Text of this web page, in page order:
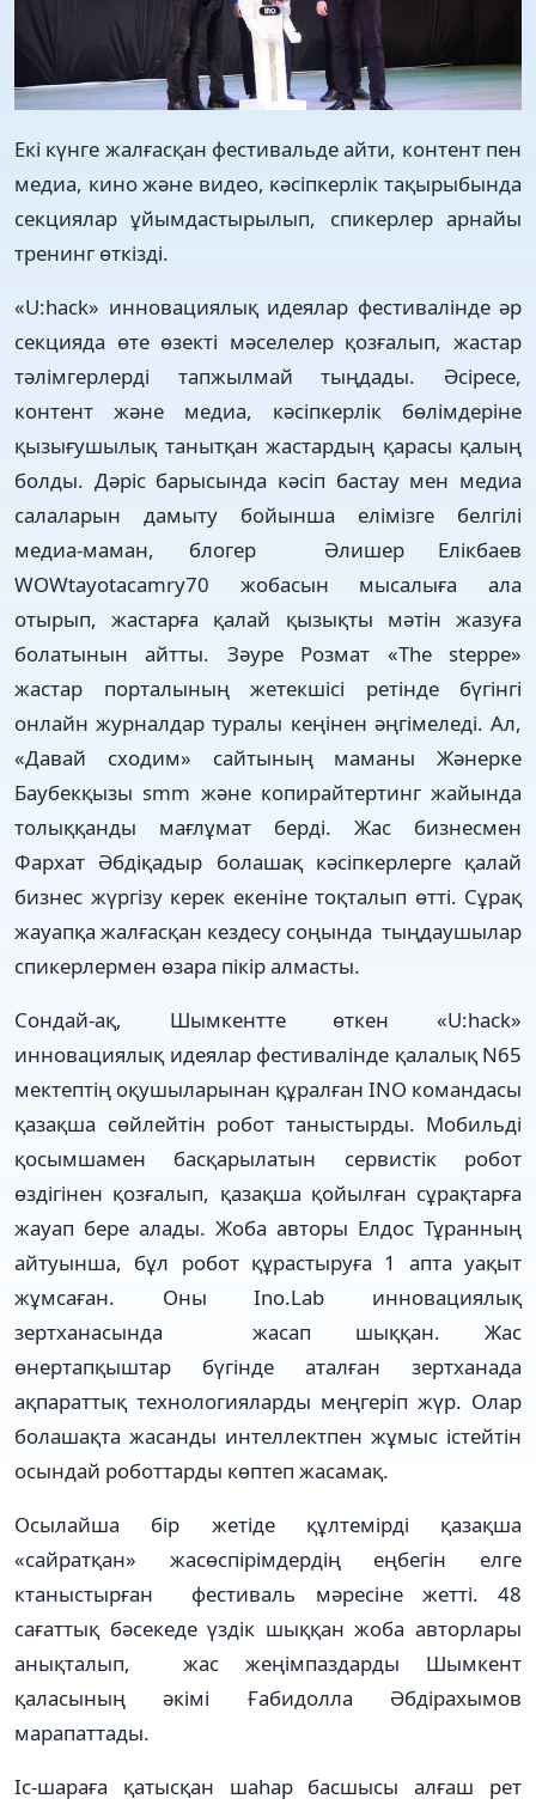
Екі күнге жалғасқан фестивальде айти, контент пен
медиа, кино және видео, кәсіпкерлік тақырыбында
секциялар ұйымдастырылып, спикерлер арнайы
тренинг өткізді.
«U:hack» инновациялық идеялар фестивалінде әр
секцияда өте өзекті мәселелер қозғалып, жастар
тәлімгерлерді тапжылмай тыңдады. Әсіресе,
контент және медиа, кәсіпкерлік бөлімдеріне
қызығушылық танытқан жастардың қарасы қалың
болды. Дәріс барысында кәсіп бастау мен медиа
салаларын дамыту бойынша елімізге белгілі
медиа-маман, блогер Әлишер Елікбаев
WOWtayotacamry70 жобасын мысалыға ала
отырып, жастарға қалай қызықты мәтін жазуға
болатынын айтты. Зәуре Розмат «The steppe»
жастар порталының жетекшісі ретінде бүгінгі
онлайн журналдар туралы кеңінен әңгімеледі. Ал,
«Давай сходим» сайтының маманы Жәнерке
Баубекқызы smm және копирайтертинг жайында
толыққанды мағлұмат берді. Жас бизнесмен
Фархат Әбдіқадыр болашақ кәсіпкерлерге қалай
бизнес жүргізу керек екеніне тоқталып өтті. Сұрақ
жауапқа жалғасқан кездесу соңында тыңдаушылар
спикерлермен өзара пікір алмасты.
Сондай-ақ, Шымкентте өткен «U:hack»
инновациялық идеялар фестивалінде қалалық N65
мектептің оқушыларынан құралған INO командасы
қазақша сөйлейтін робот таныстырды. Мобильді
қосымшамен басқарылатын сервистік робот
өздігінен қозғалып, қазақша қойылған сұрақтарға
жауап бере алады. Жоба авторы Елдос Тұранның
айтуынша, бұл робот құрастыруға 1 апта уақыт
жұмсаған. Оны Ino.Lab инновациялық
зертханасында жасап шыққан. Жас
өнертапқыштар бүгінде аталған зертханада
ақпараттық технологияларды меңгеріп жүр. Олар
болашақта жасанды интеллектпен жұмыс істейтін
осындай роботтарды көптеп жасамақ.
Осылайша бір жетіде құлтемірді қазақша
«сайратқан» жасөспірімдердің еңбегін елге
ктаныстырған фестиваль мәресіне жетті. 48
сағаттық бәсекеде үздік шыққан жоба авторлары
анықталып, жас жеңімпаздарды Шымкент
қаласының әкімі Ғабидолла Әбдірахымов
марапаттады.
Іс-шараға қатысқан шаһар басшысы алғаш рет